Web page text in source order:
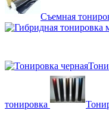
Съемная
тонировка